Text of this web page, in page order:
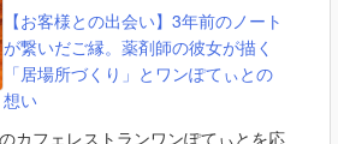
【お客様との出会い】3年前のノート
が繋いだご縁。薬剤師の彼女が描く
「居場所づくり」とワンぽてぃとの
想い
カフェレストランワンぽてぃとを応